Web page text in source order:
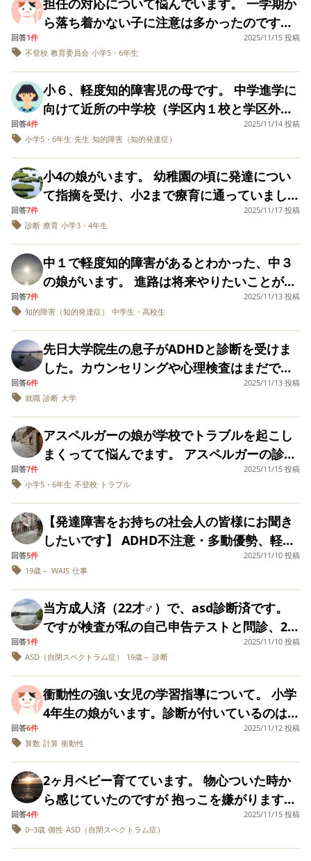
落ち度になります。
せめて支援級なのだから、各々に合わせた伝え方して欲し
いですが…私の要望が難しいのか分かりません。
色々な視点から、アドバイス頂きたいです。
一応今月発達検査で、それを元に支援コーディネーターの
あと教育相談センターに連絡するか迷ってます。(一回単
発で連絡済…何かあればまた電話下さいと)
検査の結果も保育に
活かせたらという園
査したのにモヤモ
ヤ。ワンマンな園長
で元々苦手だったの
が、さらに不信感と
いうか。 すみませ
ん、愚痴になりまし
から普段の様子を一
園長に話をするべき
だったと猛省してま
す。 1月中にもう一
度、園側と話をする
思ってます。 子ども
は、他害や多動はあ
りません。 こわがり
で石橋を叩きまくっ
です。 内向的な部分
ます。 入学説明会が
2月にあり、その後に
何か気になることが
相談してみようと思
ってます。 私として
は、困った時に先生
をかんじやすいとい
ら、今の時点で学校
に相談しても遅いの
かもと正直焦ってま
よね。 取り留めなく
なってしまいました
が、普通級と支援級
どちらにするか迷っ
た時にどう決めたの
ていただけるとうれ
しいです。
耳をもたなくなるので、言葉で言い聞かせた
りすることが難しいです。 私が思いどおりに
させようとしてしまっているのか、思い通り
にならないから適切でない言葉をかけてしま
っているのかと悩むことが増えてきました。
かといって、嫌がることはやらせず、好きな
ことだけをやらせて、彼女の思うようにだけ
させることがいいことだとも思えず、中学入
学までもう期間もないのにどうしたらいいの
かと途方に暮れています。
ミングが出来たら一緒に読んだり、徐々に１
つずつ、失敗したり悔しい想いをしながら人
との付き合い方を学んでくれるかな、とノン
キに思っておりました。今月からリタリコジ
ュニアさんのSSTの教室に通います。 前置き
が長くなってしまいましたが、今朝の登校中
のことです。 通学路の途中まで息子を送るの
ですが、別れた所で同じ学童に通う同じ１年
「あ！◯◯君！」と駆け寄り、親しそうに一
緒に登校しようとしました。 ですが、◯◯君
は実はそんなに親しい仲では無かったらし
く、困った様子で逃げました。 よせばいいの
に、息子はしつこく追いかけました。 ◯◯君
は、困って息子をかわし、集団登校の同じク
ラスの子がいるグループに逃げ込みました。
私はしばらく離れて、息子が諦めるか、傷つ
いても良いので何か学んでくれるか、◯◯君
が「しょうがないなあ」と、とりあえず一緒
に登校してくれるか、はたまた逃げ切るか、
と見ておりましたが、集団登校のグループの
沈黙が流れている様子だったので思わず側に
行って息子を離してしまいました。息子は私
に引き離されて「◯◯君、困ってるよ」と言
われ、涙目になってトボトボと登校して行き
ました。 聞けば、学童ではよく一緒に遊んで
くれる子だったらしいのですが、やはり通常
モードの時は支援級の子とは一線引きたいも
のですよね。◯◯君の気持ちもすごくよく解
ります。 「遠くからおはよう！と言うだけで
良いんだよ。返事が無かったらそこでやめよ
う。」 「友達、と言っても、いろんなレベル
があるんだよ」 と、説明してきましたが、要
は「自分は今、支援級に属している」と自覚
して立ち振る舞いを覚える事なんじゃないか
な、と思ったりもします。 ですがまだ１年
生、その上、アスペっぽいし。ニブチンな息
子に理解できると思えません。 というか、理
解していません。（出来ないから困っている
んですよね） ３年生の壁を超えられるのな
ら、普通級、ともうっすら考えおり、説明を
選ぶ気もします。 今朝の息子の振る舞いにつ
いては、まだ私の考えがまとまっていないの
く無事に帰ってきてくれましたが、私が度重
なる息子の脱走に心労が募り、自律神経失調
症になってしまいました。次また脱走するの
に脱走されたら倒れると思います。 そうなる
前にどうにか脱走を止めたいです。脱走する
度に、息子の気持ちに寄り添いながら、ひと
りでの外出は危ない事、夜中は特に車からも
見えにくいし、危険な事、不審者の危険等
色々話して、「次からはもうしない」と約束
はしてくれるのですが…。 自宅玄関や、窓の
補助鍵も調べてみましたが、いいものがどれ
なのかもよく分かりません。同じような経験
いい脱走防止グッズがあれば教えてくださ
い。
て女子にはまるで相手にされないようです。
かまってくれる男子はいますがからかわれた
りお世話されたり対等ではないような…。そ
れを自覚してかグループワークでは隅でじっ
としたり何もできずにいたりします。 支援級
がないので転校も考えて近隣の知的級を見学
予定です（情緒級はない地域） また投薬も検
討しています。 いろいろ模索してる状況では
ありますが、精神面での幼さは家庭でどのよ
うにフォローしていけばいいでしょうか…。
急にぐっと変わるものではないと思います
が、家庭で実践されてることなどアドバイス
ら落ち着かない子に注意は多かったのです
が、二学期からうちの子ばかり叱責されるよ
うになりました。発達障害があり通級もして
ます。ノートや振り返りが遅いとのこと。 指
導が含みのある指導なのでと通級の担任に言
われました。本人には脅しに聞こえるようで
言葉もきつく怯えています。 行事でも練習の
時全校生徒の前で叱責されて泣いてしまった
そうです。落ち着きがなかったり、礼が遅れ
たとのこと。一斉指示が苦手な事、寒さもあ
ったようです。遅れてしまいますが礼はして
ます。電話をしたら言い方が悪かったと言わ
れ、本当に前に行ってしまったと言われまし
た。 もやもやしながらも子どもにまた被害が
あると嫌なので、ご迷惑をおかけし申し訳あ
た叱責され泣いてしまった事も続いてしまい
（うちの子の不注意もあります）通級の先生
に本人が相談した所、翌日担任から通級の先
生や親に自分の都合の良い事ばかり言って先
生からいじわるされてるみたいな言い方する
なと言われたみたいです。また泣いて帰って
きました。もう二度と親や先生に言わないと
復唱するようにされたようですが、チクって
ふざけんなよみたいなヤンキーかと思いまし
20〜30くらいの女性です。 同じクラスの生徒
もうちの子に先生理不尽だよね、うざいよね
と言ってくれたみたいです。 教頭、校長、主
任に相談から教育委員会で良いのでしょう
か？しかしもっと当たりが酷くなり、卒業式
でも罵倒されそうですし、なぜうちには不登
校になり式も出る権利もないのか悔しい気持
ちでいっぱいです。
回答1件
2025/11/15 投稿
不登校 教育委員会 小学5・6年生
小６、軽度知的障害児の母です。 中学進学に
向けて近所の中学校（学区内１校と学区外１
校）を見学後、教育委員会の就学相談を受け
ました。 近所ではありますが学区外の中学を
援級に行けるかどうかの判定であり、学区の
希望は聞いていないし就学相談の申込書にも
学区外の中学への進学を希望する旨は書くな
と言われました。 昔は支援級のある中学校が
少なかったので学区外の中学への進学希望を
受け付けていたが、現在は全ての中学校に支
援級がある。 基本的には学区内の中学に行っ
てもらうこととなる。 もし希望するのであれ
ば就学相談の判定結果が出た後、希望が通る
かは不明だが、学区外通学の申請を別の課で
行なって欲しい。 と担当の方に言われまし
ことになると言われました。学区外申請をす
る場合には、本人の意思を確認すると言われ
たのですが、うちの子は中学へ進学すること
もまだ認識していない（ずっと小学校に通う
と思っている）し、どちらの中学へ行きたい
という希望もありません。 親（私）が学区外
の中学への進学を希望する理由は以下のとお
りです。 １．学区内の中学の印象が良くない
（支援級クラスが荒れている、暴れている子
る、学校に関する説明が全くない） ２．学区
外の中学の印象が良い（子どもたち・教師・
支援員皆が楽しそう、見学前に主任の先生か
ら年間の学校行事や生徒の様子、部活動、修
学旅行など詳しい説明があった） ３．2年後
に中学進学する妹と別の学校に行かせたい。
兄が支援級在籍という理由で周囲に虐められ
るのではないかという不安（兄と妹を別の中
学へ行かせたいという意見は主治医も賛同）
４．主治医の勧め（学区内の中学はあまり良
い噂を聞かない、主治医は教育委員会の特別
支援教育委員） １・２に関しては数時間見学
回答4件
2025/11/14 投稿
小学5・6年生 先生 知的障害（知的発達症）
小4の娘がいます。 幼稚園の頃に発達につい
て指摘を受け、小2まで療育に通っていました
が、一応一区切りということでそれ以降は療
育を受けていません。 ADHDなのか、自閉症
わゆるグレーゾーンと言われるものだと理解
しています。 小さい頃から気に入らないこと
があると地面にひっくり返って叫び続けた
り、我を失って叫び続けることがよくありま
した。 回数は減ったものの最近も時々それに
近い状況はあったのですが、ここにきて毎晩
風呂から出ると、 体がチクチクする 水滴が髪
の毛から垂れる 足が濡れる など、叫んで我を
失ってしまうようになりました。昨日は1時間
以上叫び続け、落ち着くまで非常に時間がか
かりました。 もうこの状態になったら何を言
っても無駄になってしまうのですが、いろい
せん。 何かいい対処法はありませんでしょう
か。 冬になり寒くなったことで体が温度変化
に対応できていないことが原因かなと想像し
ているのですが、狂い方がそのレベルではな
く、困惑しています。
回答7件
2025/11/17 投稿
診断 療育 小学3・4年生
中１で軽度知的障害があるとわかった、中３
の娘がいます。 進路は将来やりたいことがあ
るので、高等専修学校に行きたいと言ってい
ます 願書、自己推薦書を本人が書かないとい
で、なかなかやりません やらないのではな
く、できないのか?できないのならば、どのよ
うに手助けしてあげればいいのか? 軽度知的
障害の子が、文章を書くためのコツやヒント
等、教えてください!!
回答7件
2025/11/13 投稿
知的障害（知的発達症）
中学生・高校生
先日大学院生の息子がADHDと診断を受けま
した。カウンセリングや心理検査はまだで
す。来春から就職でこの時期の受診はいいタ
イミングだと本人も先生に言い、先生もその
の息子のメモ書きに2026年までに入籍とあり
ました。彼女がいるのは知っていますが、診
断後に入籍を考える、春からの社会人生活に
気をつけなければならない点があるのに…こ
ういう所も発達障害の特性でしょうか？親は
どのように対応すれば良いのでしょうか？
回答6件
2025/11/13 投稿
就職 診断 大学
アスペルガーの娘が学校でトラブルを起こし
まくってて悩んでます。 アスペルガーの診断
を受けている小5娘。元々人間関係が苦手でし
たが小5になってトラブルを頻繁に起こしてい
な。」という話を娘にして娘はその話をB子
ちゃんに横流し。何でもB子ちゃんは薄々そ
の苦手雰囲気を感じていたらしく娘に「なん
か言ってた？」と聞いて娘は正直にこの話を
したみたいです。その結果A子ちゃんとB子ち
ゃんは絶交状態になり、A子ちゃんは不登校
になってしまいました。「ストレートに言っ
たらそうなるでしょ。聞かれてもはぐらかす
とかしなさいよ」と怒ったんですが、「道徳
で嘘ついちゃだめって言ってたよ」と返して
きました。嘘も方便って考えがないみたいで
す。謝罪しても取り返しがつかないことをし
娘を目の敵にしてて私自身も学校行事に参加
し辛い現状です。 そしてもう一つ大事件を起
こしてて、転校してきた女の子と席が近くな
った娘。変に社交性があるので話しかけてた
みたいですが、会話の仕方が歪過ぎて2日目で
回答7件
2025/11/15 投稿
小学5・6年生 不登校 トラブル
【発達障害をお持ちの社会人の皆様にお聞き
したいです】 ADHD不注意・多動優勢、軽度
のASD持ちです。 WAIS知能検査では知覚推
理が130に対し、ワーキングメモリが90で
でのタスク管理、メモなど社会人では当然の
ことが苦手で困っています。メモをしてもそ
のメモ帳をなくしてしまうなど、一般的な対
策方法で改善はみられませんでした。かつ、
新卒1年目なので修正などの注意力を使う仕事
が圧倒的に多くて家で泣く日が多いです。 皆
様の対策方法、解決方法を教えていただきた
いです。 アトモキセチン、コンサータと
ADHD症状改善薬を飲んでいましたが体質上
副作用が強く出現してしまい、飲んでる時の
方がしんどくなりました。インチュニブは徐
脈持ちなので｢飲むな｣と言われています。 ご
回答5件
2025/11/10 投稿
19歳～ WAIS 仕事
当方成人済（22才♂）で、asd診断済です。
ですが検査が私の自己申告テストと問診、2,3
ヶ月間私の自立について手伝ってくれてた、
行政のヘルパーさんの証言だけだったのが未
覚えがありません。 セカンドオピニオンを受
けに行っても、「どうせ結果は変わらない
し、親からの聞き取りはできない、waisも必
要ない金の無駄」と言われます。 ぐちゃぐち
ゃした思考で悩んでおり、過去についてあま
り記憶している自信もないので、私の自己申
告ペーパーテストに何か誇張が含まれていた
としても、何らおかしくはないと思います。
そもそも成人の診断では幼少期の情報が必要
回答1件
2025/11/10 投稿
ASD（自閉スペクトラム症）
19歳～ 診断
衝動性の強い女児の学習指導について。 小学
4年生の娘がいます。診断が付いているのは
ASDですが、特性としては、ADHDの診断ま
では行かないものの衝動性がとても強いと言
る、ということは全くないのですが、パッと
目に入った情報や頭に思い浮かんだひらめき
等に即座に飛び付きやすく、この衝動性の強
さが学習面にかなり大きく影響しています。
回答6件
2025/11/12 投稿
算数 計算 衝動性
2ヶ月ベビー育てています。 物心ついた時か
ら感じていたのですが 抱っこを嫌がります。
眠い時は抱っこで寝ることもありますが 眠く
ないと窮屈を嫌がり手足をバタバタさせたが
回答4件
2025/11/15 投稿
0~3歳 個性 ASD（自閉スペクトラム症）